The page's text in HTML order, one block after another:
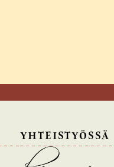
YHTEISTYÖSSÄ